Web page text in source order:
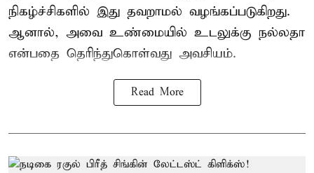
நிகழ்ச்சிகளில் இது தவறாமல் வழங்கப்படுகிறது.
ஆனால், அவை உண்மையில் உடலுக்கு நல்லதா
என்பதை தெரிந்துகொள்வது அவசியம்.
Read More